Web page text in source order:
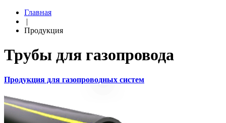
Главная
|
Продукция
Трубы для газопровода
Продукция для газопроводных систем